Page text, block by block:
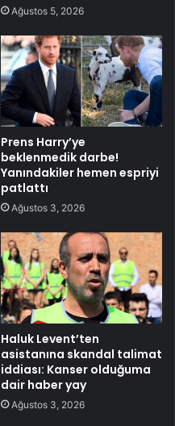
Ağustos 5, 2026
Prens Harry’ye
beklenmedik darbe!
Yanındakiler hemen espriyi
patlattı
Ağustos 3, 2026
Haluk Levent’ten
asistanına skandal talimat
iddiası: Kanser olduğuma
dair haber yay
Ağustos 3, 2026